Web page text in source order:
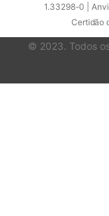
1.33298-0 |
Certidão
© 2023. Todos